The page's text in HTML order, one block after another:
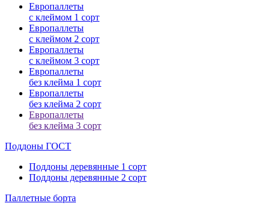
Европаллеты
с клеймом 1 сорт
Европаллеты
с клеймом 2 сорт
Европаллеты
с клеймом 3 сорт
Европаллеты
без клейма 1 сорт
Европаллеты
без клейма 2 сорт
Европаллеты
без клейма 3 сорт
Поддоны ГОСТ
Поддоны деревянные 1 сорт
Поддоны деревянные 2 сорт
Паллетные борта